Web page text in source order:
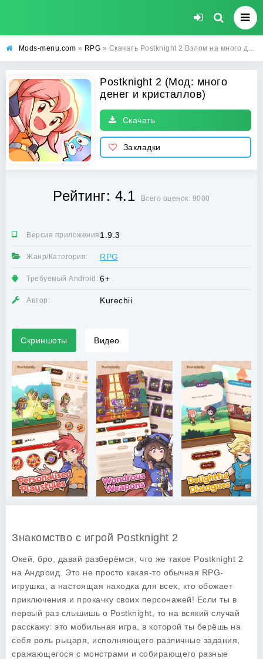
Mods-menu.com » RPG » Скачать Postknight 2 Взлом на много денег и кристаллов бесплатно на Андроид
Postknight 2 (Мод: много
денег и кристаллов)
Скачать
Закладки
Рейтинг: 4.1 Всего оценок: 9000
Версия приложения:1.9.3
Жанр/Категория: RPG
Требуемый Android: 6+
Автор: Kurechii
Скриншоты Видео
Знакомство с игрой Postknight 2
Окей, бро, давай разберёмся, что же такое Postknight 2
на Андроид. Это не просто какая-то обычная RPG-
игрушка, а настоящая находка для всех, кто обожает
приключения и прокачку своих персонажей! Если ты в
первый раз слышишь о Postknight, то на всякий случай
расскажу: это мобильная игра, в которой ты берёшь на
себя роль рыцаря, исполняющего различные задания,
сражающегося с монстрами и собирающего разные